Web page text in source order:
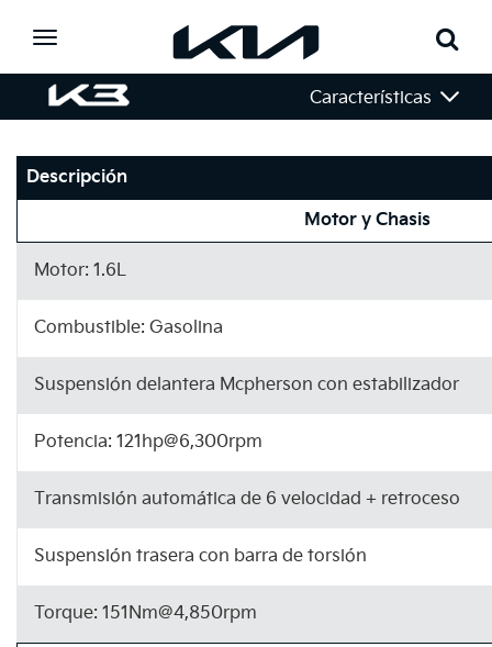
Toggle
Características
Descripción
Motor y Chasis
Motor: 1.6L
Combustible: Gasolina
Suspensión delantera Mcpherson con estabilizador
Potencia: 121hp@6,300rpm
Transmisión automática de 6 velocidad + retroceso
Suspensión trasera con barra de torsión
Torque: 151Nm@4,850rpm